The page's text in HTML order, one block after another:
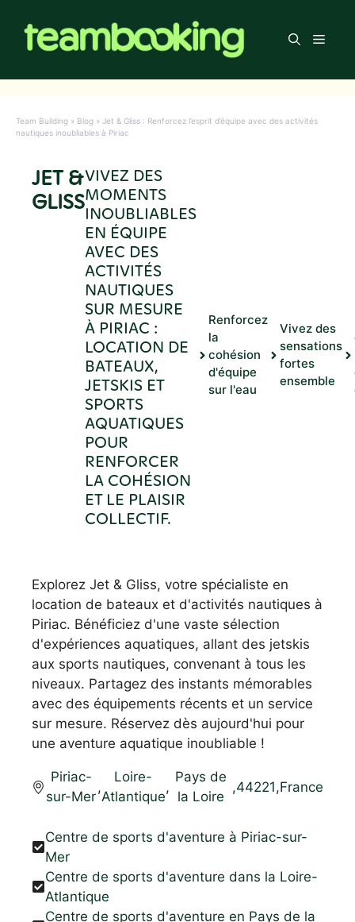
contenu
Menu
Team Building » Blog » Jet & Gliss : Renforcez l’esprit d’équipe avec des activités
nautiques inoubliables à Piriac
JET &
GLISS
VIVEZ DES
MOMENTS
INOUBLIABLES
EN ÉQUIPE
AVEC DES
ACTIVITÉS
NAUTIQUES
SUR MESURE
À PIRIAC :
LOCATION DE
BATEAUX,
JETSKIS ET
SPORTS
AQUATIQUES
POUR
RENFORCER
LA COHÉSION
ET LE PLAISIR
COLLECTIF.
Renforcez
la
cohésion
d'équipe
sur l'eau
Vivez des
sensations
fortes
ensemble
Explorez Jet & Gliss, votre spécialiste en
location de bateaux et d'activités nautiques à
Piriac. Bénéficiez d'une vaste sélection
d'expériences aquatiques, allant des jetskis
aux sports nautiques, convenant à tous les
niveaux. Partagez des instants mémorables
avec des équipements récents et un service
sur mesure. Réservez dès aujourd'hui pour
une aventure aquatique inoubliable !
Piriac-
sur-Mer
,
Loire-
Atlantique
,
Pays de
la Loire
,44221,France
Centre de sports d'aventure à Piriac-sur-
Mer
Centre de sports d'aventure dans la Loire-
Atlantique
Centre de sports d'aventure en Pays de la